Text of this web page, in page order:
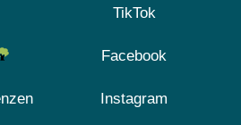
TikTok
Facebook
Instagram